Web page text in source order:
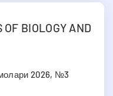
BIOLOGY AND
2026, №3